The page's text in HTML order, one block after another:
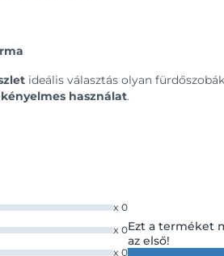
ideális választás olyan
használat.
x 0
x 0
x 0
Ezt a terméket
az első!